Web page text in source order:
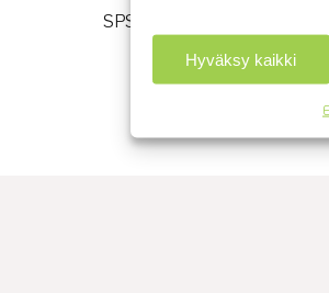
Hyväksy kaikki
SPS-Palvelut on rekisteröity